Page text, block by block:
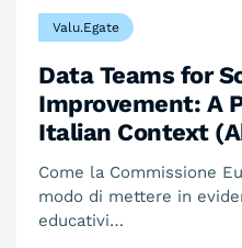
Valu.Egate
Data Teams for
Improvement: A
Italian Context
Come la Commissione
modo di mettere in
educativi…